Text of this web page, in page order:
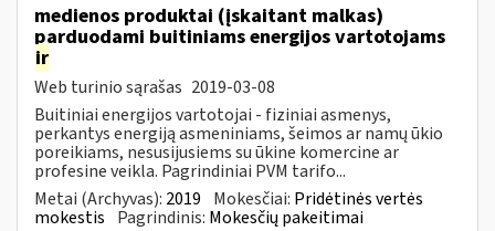
medienos produktai (įskaitant malkas)
parduodami buitiniams energijos vartotojams
ir
Web turinio sąrašas 2019-03-08
Buitiniai energijos vartotojai - fiziniai asmenys,
perkantys energiją asmeniniams, šeimos ar namų ūkio
poreikiams, nesusijusiems su ūkine komercine ar
profesine veikla. Pagrindiniai PVM tarifo...
Metai (Archyvas): 2019 Mokesčiai: Pridėtinės vertės
mokestis Pagrindinis: Mokesčių pakeitimai